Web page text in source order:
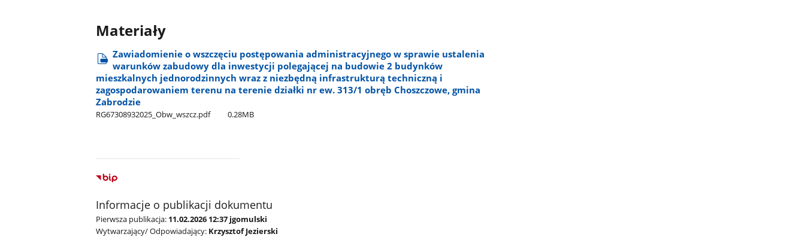
Materiały
Zawiadomienie o wszczęciu postępowania administracyjnego w sprawie ustalenia
warunków zabudowy dla inwestycji polegającej na budowie 2 budynków
mieszkalnych jednorodzinnych wraz z niezbędną infrastrukturą techniczną i
zagospodarowaniem terenu na terenie działki nr ew. 313/1 obręb Choszczowe, gmina
Zabrodzie
RG67308932025​_Obw​_wszcz.pdf 0.28MB
Informacje o publikacji dokumentu
Pierwsza publikacja: 11.02.2026 12:37 jgomulski
Wytwarzający/ Odpowiadający: Krzysztof Jezierski